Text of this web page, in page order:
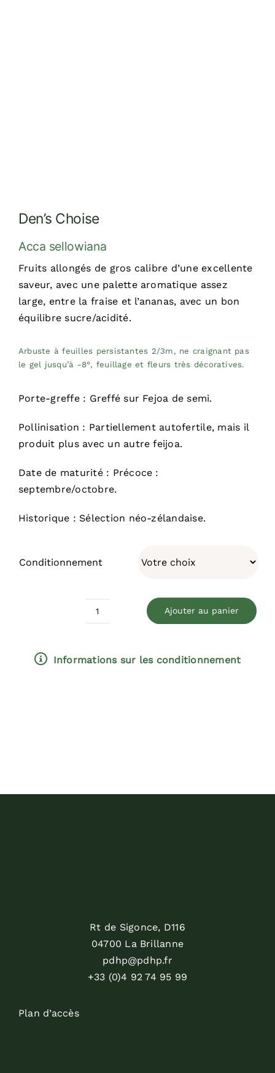
Den’s Choise
Acca sellowiana
Fruits allongés de gros calibre d’une excellente
saveur, avec une palette aromatique assez
large, entre la fraise et l’ananas, avec un bon
équilibre sucre/acidité.
Arbuste à feuilles persistantes 2/3m, ne craignant pas
le gel jusqu’à -8°, feuillage et fleurs très décoratives.
Porte-greffe : Greffé sur Fejoa de semi.
Pollinisation : Partiellement autofertile, mais il
produit plus avec un autre feijoa.
Date de maturité : Précoce :
septembre/octobre.
Historique : Sélection néo-zélandaise.
Conditionnement
Ajouter au panier
Informations sur les conditionnement
Rt de Sigonce, D116
04700 La Brillanne
pdhp@pdhp.fr
+33 (0)4 92 74 95 99
Plan d’accès